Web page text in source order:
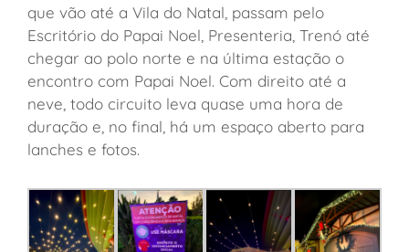
que vão até a Vila do Natal, passam pelo
Escritório do Papai Noel, Presenteria, Trenó até
chegar ao polo norte e na última estação o
encontro com Papai Noel. Com direito até a
neve, todo circuito leva quase uma hora de
duração e, no final, há um espaço aberto para
lanches e fotos.